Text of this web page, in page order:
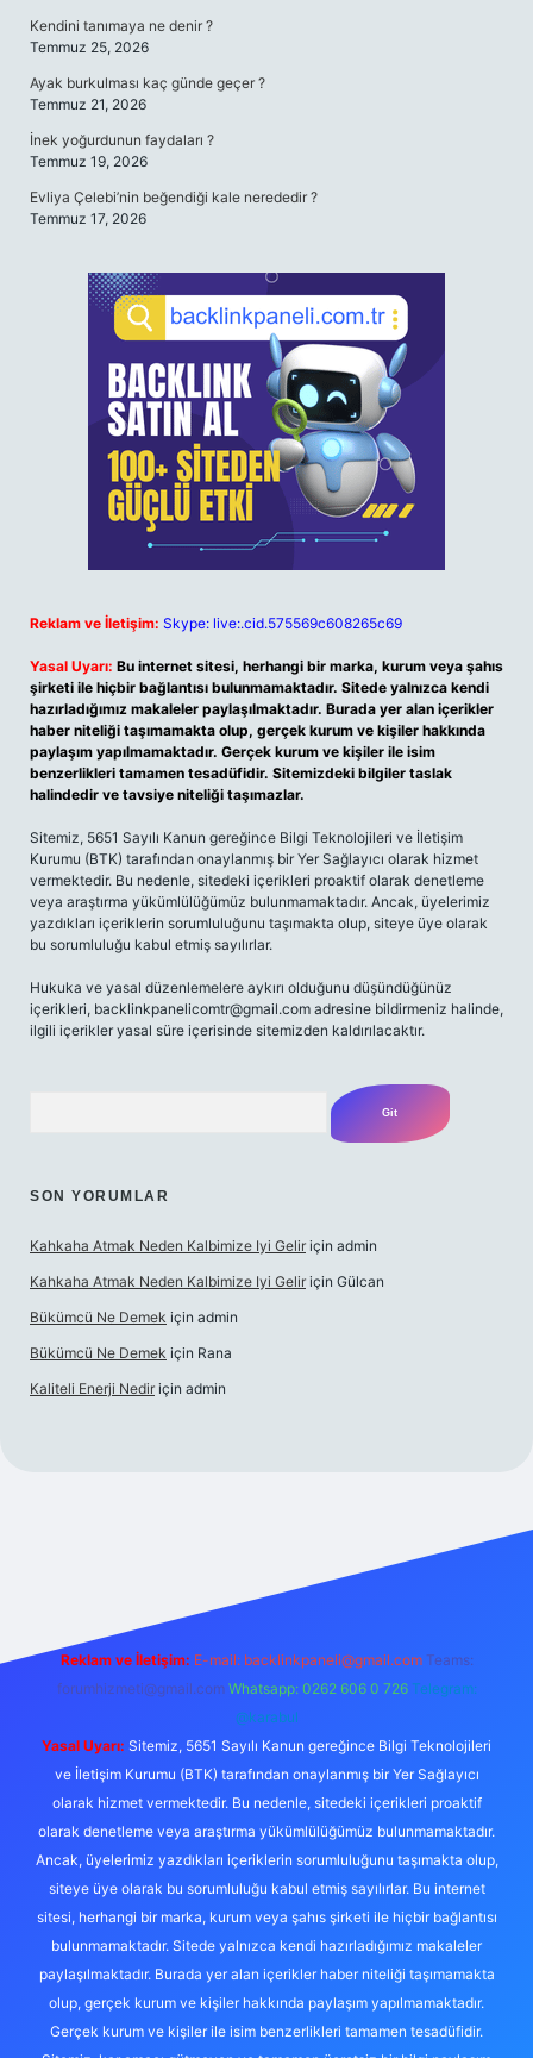
Kendini tanımaya ne denir ?
Temmuz 25, 2026
Ayak burkulması kaç günde geçer ?
Temmuz 21, 2026
İnek yoğurdunun faydaları ?
Temmuz 19, 2026
Evliya Çelebi’nin beğendiği kale nerededir ?
Temmuz 17, 2026
Reklam ve İletişim: Skype: live:.cid.575569c608265c69
Yasal Uyarı: Bu internet sitesi, herhangi bir marka, kurum veya şahıs
şirketi ile hiçbir bağlantısı bulunmamaktadır. Sitede yalnızca kendi
hazırladığımız makaleler paylaşılmaktadır. Burada yer alan içerikler
haber niteliği taşımamakta olup, gerçek kurum ve kişiler hakkında
paylaşım yapılmamaktadır. Gerçek kurum ve kişiler ile isim
benzerlikleri tamamen tesadüfidir. Sitemizdeki bilgiler taslak
halindedir ve tavsiye niteliği taşımazlar.
Sitemiz, 5651 Sayılı Kanun gereğince Bilgi Teknolojileri ve İletişim
Kurumu (BTK) tarafından onaylanmış bir Yer Sağlayıcı olarak hizmet
vermektedir. Bu nedenle, sitedeki içerikleri proaktif olarak denetleme
veya araştırma yükümlülüğümüz bulunmamaktadır. Ancak, üyelerimiz
yazdıkları içeriklerin sorumluluğunu taşımakta olup, siteye üye olarak
bu sorumluluğu kabul etmiş sayılırlar.
Hukuka ve yasal düzenlemelere aykırı olduğunu düşündüğünüz
içerikleri, backlinkpanelicomtr@gmail.com adresine bildirmeniz halinde,
ilgili içerikler yasal süre içerisinde sitemizden kaldırılacaktır.
SON YORUMLAR
Kahkaha Atmak Neden Kalbimize Iyi Gelir için admin
Kahkaha Atmak Neden Kalbimize Iyi Gelir için Gülcan
Bükümcü Ne Demek için admin
Bükümcü Ne Demek için Rana
Kaliteli Enerji Nedir için admin
Reklam ve İletişim: E-mail: backlinkpaneli@gmail.com Teams:
forumhizmeti@gmail.com Whatsapp: 0262 606 0 726 Telegram:
@karabul
Yasal Uyarı: Sitemiz, 5651 Sayılı Kanun gereğince Bilgi Teknolojileri
ve İletişim Kurumu (BTK) tarafından onaylanmış bir Yer Sağlayıcı
olarak hizmet vermektedir. Bu nedenle, sitedeki içerikleri proaktif
olarak denetleme veya araştırma yükümlülüğümüz bulunmamaktadır.
Ancak, üyelerimiz yazdıkları içeriklerin sorumluluğunu taşımakta olup,
siteye üye olarak bu sorumluluğu kabul etmiş sayılırlar. Bu internet
sitesi, herhangi bir marka, kurum veya şahıs şirketi ile hiçbir bağlantısı
bulunmamaktadır. Sitede yalnızca kendi hazırladığımız makaleler
paylaşılmaktadır. Burada yer alan içerikler haber niteliği taşımamakta
olup, gerçek kurum ve kişiler hakkında paylaşım yapılmamaktadır.
Gerçek kurum ve kişiler ile isim benzerlikleri tamamen tesadüfidir.